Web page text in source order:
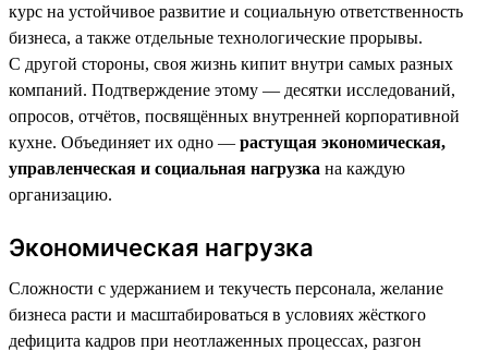
курс на устойчивое развитие и социальную ответственность
бизнеса, а также отдельные технологические прорывы.
С другой стороны, своя жизнь кипит внутри самых разных
компаний. Подтверждение этому — десятки исследований,
опросов, отчётов, посвящённых внутренней корпоративной
кухне. Объединяет их одно — растущая экономическая,
управленческая и социальная нагрузка на каждую
организацию.
Экономическая нагрузка
Сложности с удержанием и текучесть персонала, желание
бизнеса расти и масштабироваться в условиях жёсткого
дефицита кадров при неотлаженных процессах, разгон